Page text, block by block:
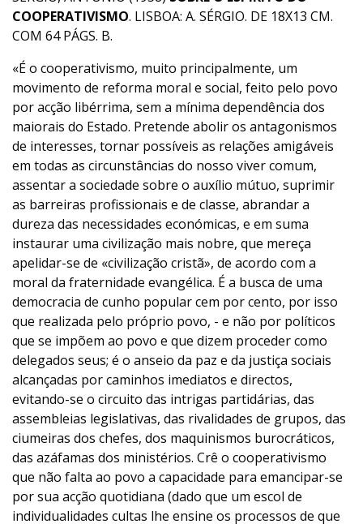
COOPERATIVISMO. LISBOA: A. SÉRGIO. DE 18X13 CM.
COM 64 PÁGS. B.
«É o cooperativismo, muito principalmente, um
movimento de reforma moral e social, feito pelo povo
por acção libérrima, sem a mínima dependência dos
maiorais do Estado. Pretende abolir os antagonismos
de interesses, tornar possíveis as relações amigáveis
em todas as circunstâncias do nosso viver comum,
assentar a sociedade sobre o auxílio mútuo, suprimir
as barreiras profissionais e de classe, abrandar a
dureza das necessidades económicas, e em suma
instaurar uma civilização mais nobre, que mereça
apelidar-se de «civilização cristã», de acordo com a
moral da fraternidade evangélica. É a busca de uma
democracia de cunho popular cem por cento, por isso
que realizada pelo próprio povo, - e não por políticos
que se impõem ao povo e que dizem proceder como
delegados seus; é o anseio da paz e da justiça sociais
alcançadas por caminhos imediatos e directos,
evitando-se o circuito das intrigas partidárias, das
assembleias legislativas, das rivalidades de grupos, das
ciumeiras dos chefes, dos maquinismos burocráticos,
das azáfamas dos ministérios. Crê o cooperativismo
que não falta ao povo a capacidade para emancipar-se
por sua acção quotidiana (dado que um escol de
individualidades cultas lhe ensine os processos de que